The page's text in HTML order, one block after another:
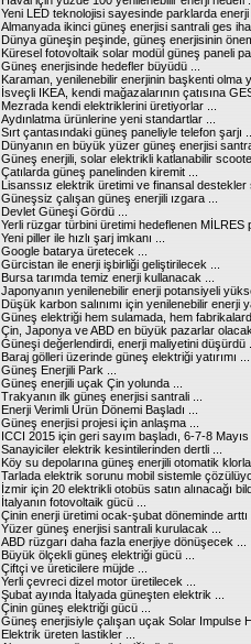
Yeni LED teknolojisi sayesinde parklarda
Almanyada ikinci güneş enerjisi santrali ges
Dünya güneşin peşinde, güneş enerjisinin
Küresel fotovoltaik solar modül güneş paneli
Güneş enerjisinde hedefler büyüdü ...
Karaman, yenilenebilir enerjinin başkenti olma
İsveçli IKEA, kendi mağazalarının çatısına
Mezrada kendi elektriklerini üretiyorlar ...
Aydınlatma ürünlerine yeni standartlar ...
Sırt çantasındaki güneş paneliyle telefon şarjı
Dünyanın en büyük yüzer güneş enerjisi
Güneş enerjili, solar elektrikli katlanabilir
Çatılarda güneş panelinden kiremit ...
Lisanssız elektrik üretimi ve finansal destekler
Güneşsiz çalışan güneş enerjili ızgara ...
Devlet Güneşi Gördü ...
Yerli rüzgar türbini üretimi hedeflenen MİLRES
Yeni piller ile hızlı şarj imkanı ...
Google batarya üretecek ...
Gürcistan ile enerji işbirliği geliştirilecek ...
Bursa tarımda temiz enerji kullanacak ...
Japonyanın yenilenebilir enerji potansiyeli
Düşük karbon salınımı için yenilenebilir enerji
Güneş elektriği hem sulamada, hem
Çin, Japonya ve ABD en büyük pazarlar
Güneşi değerlendirdi, enerji maliyetini düşürdü
Baraj gölleri üzerinde güneş elektriği yatırımı ...
Güneş Enerjili Park ...
Güneş enerjili uçak Çin yolunda ...
Trakyanın ilk güneş enerjisi santrali ...
Enerji Verimli Ürün Dönemi Başladı ...
Güneş enerjisi projesi için anlaşma ...
ICCI 2015 için geri sayım başladı, 6-7-8
Sanayiciler elektrik kesintilerinden dertli ...
Köy su depolarına güneş enerjili otomatik
Tarlada elektrik sorunu mobil sistemle
İzmir için 20 elektrikli otobüs satın alınacağı
İtalyanın fotovoltaik gücü ...
Çinin enerji üretimi ocak-şubat döneminde arttı
Yüzer güneş enerjisi santrali kurulacak ...
ABD rüzgarı daha fazla enerjiye dönüşecek ...
Büyük ölçekli güneş elektriği gücü ...
Çiftçi ve üreticilere müjde ...
Yerli çevreci dizel motor üretilecek ...
Şubat ayında İtalyada güneşten elektrik ...
Çinin güneş elektriği gücü ...
Güneş enerjisiyle çalışan uçak Solar Impulse
Elektrik üreten lastikler ...